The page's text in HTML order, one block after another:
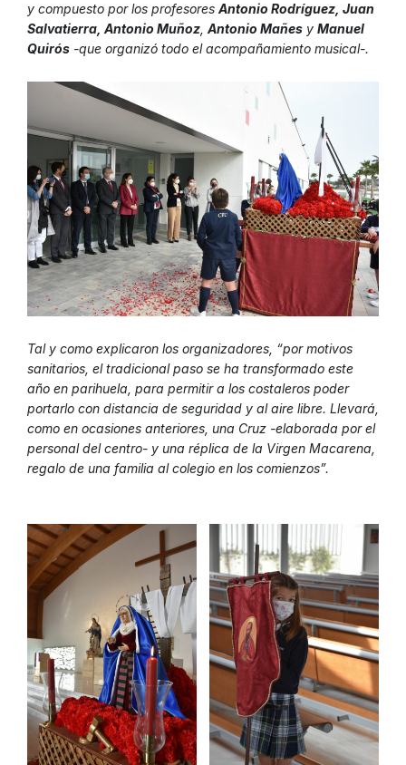
y compuesto por los profesores Antonio Rodríguez, Juan
Salvatierra, Antonio Muñoz Antonio Mañes y Manuel
Quirós -que organizó todo el acompañamiento musical-.
Tal y como explicaron los organizadores, “por motivos
sanitarios, el tradicional paso se ha transformado este
año en parihuela, para permitir a los costaleros poder
portarlo con distancia de seguridad y al aire libre. Llevará,
como en ocasiones anteriores, una Cruz -elaborada por el
personal del centro- y una réplica de la Virgen Macarena,
regalo de una familia al colegio en los comienzos”.